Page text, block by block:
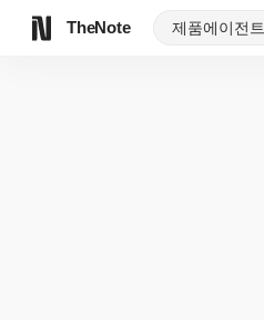
TheNote 제품에이전트